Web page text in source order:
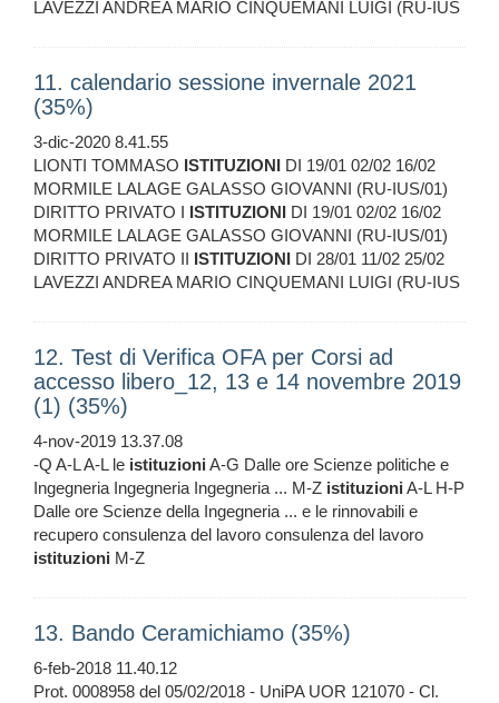
LAVEZZI ANDREA MARIO CINQUEMANI LUIGI (RU-IUS
11. calendario sessione invernale 2021
(35%)
3-dic-2020 8.41.55
LIONTI TOMMASO ISTITUZIONI DI 19/01 02/02 16/02
MORMILE LALAGE GALASSO GIOVANNI (RU-IUS/01)
DIRITTO PRIVATO I ISTITUZIONI DI 19/01 02/02 16/02
MORMILE LALAGE GALASSO GIOVANNI (RU-IUS/01)
DIRITTO PRIVATO II ISTITUZIONI DI 28/01 11/02 25/02
LAVEZZI ANDREA MARIO CINQUEMANI LUIGI (RU-IUS
12. Test di Verifica OFA per Corsi ad
accesso libero_12, 13 e 14 novembre 2019
(1) (35%)
4-nov-2019 13.37.08
-Q A-L A-L le istituzioni A-G Dalle ore Scienze politiche e
Ingegneria Ingegneria Ingegneria ... M-Z istituzioni A-L H-P
Dalle ore Scienze della Ingegneria ... e le rinnovabili e
recupero consulenza del lavoro consulenza del lavoro
istituzioni M-Z
13. Bando Ceramichiamo (35%)
6-feb-2018 11.40.12
Prot. 0008958 del 05/02/2018 - UniPA UOR 121070 - Cl.